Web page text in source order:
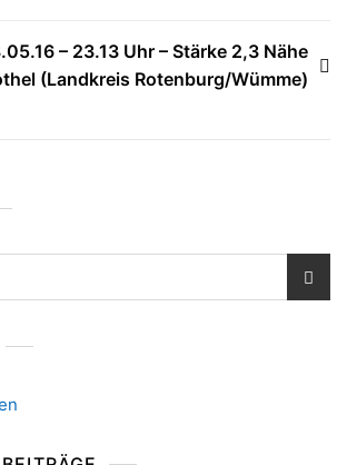
– 23.13 Uhr – Stärke 2,3 Nähe
(Landkreis Rotenburg/Wümme)